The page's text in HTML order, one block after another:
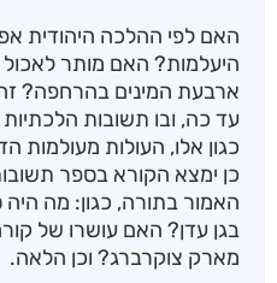
האם לפי ההלכה היהודית
היעלמות? האם מותר
ארבעת המינים בהרחפה? זהו
עד כה, ובו תשובות
כגון אלו, העולות מעולמות
כן ימצא הקורא בספר
האמור בתורה, כגון: מה
בגן עדן? האם עושרו של
מארק צוקרברג? וכן הלאה.